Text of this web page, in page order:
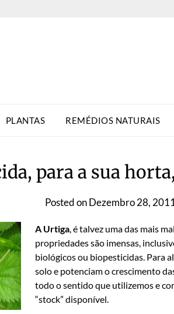
PLANTAS REMÉDIOS NATURAIS
para a sua
Posted onDezembro 28,
A Urtiga, é talvez uma das mais
propriedades são imensas,
biológicos ou biopesticidas. Para
solo e potenciam o crescimento
todo o sentido que utilizemos e
“stock” disponível.